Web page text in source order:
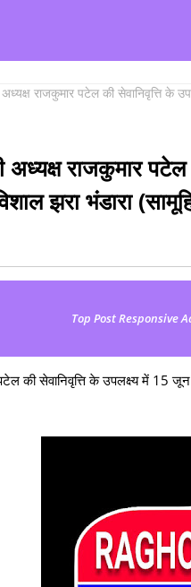
राजकुमार पटेल की सेवानिवृत्ति
राजकुमार
झरा भंडारा
Top Post Responsive
की सेवानिवृत्ति के उपलक्ष्य में 15